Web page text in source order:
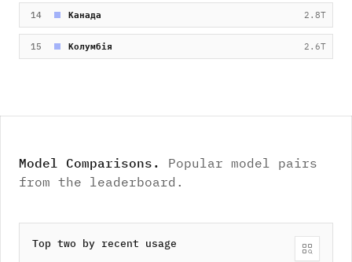
14 Канада 2.8T
15 Колумбія 2.6T
Model Comparisons .
Popular model pairs
from the leaderboard.
Top two by recent usage